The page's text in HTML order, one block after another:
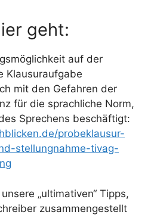
geht:
auf der
Klausuraufgabe
mit den Gefahren der
für die sprachliche Norm,
Sprechens beschäftigt:
probeklausur-
stellungnahme-tivag-
„ultimativen“ Tipps,
zusammengestellt